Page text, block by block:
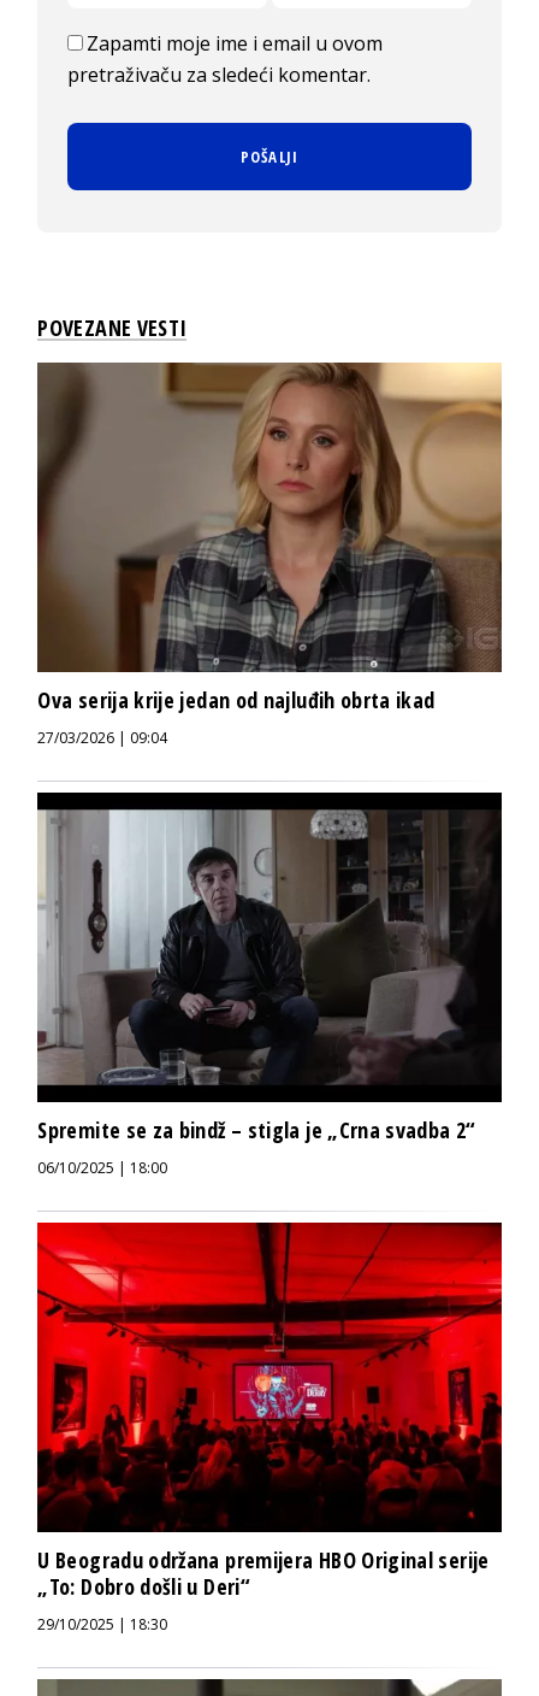
Zapamti moje ime i email u ovom
pretraživaču za sledeći komentar.
POVEZANE VESTI
Ova serija krije jedan od najluđih obrta ikad
27/03/2026 | 09:04
Spremite se za bindž – stigla je „Crna svadba 2“
06/10/2025 | 18:00
U Beogradu održana premijera HBO Original serije
„To: Dobro došli u Deri“
29/10/2025 | 18:30